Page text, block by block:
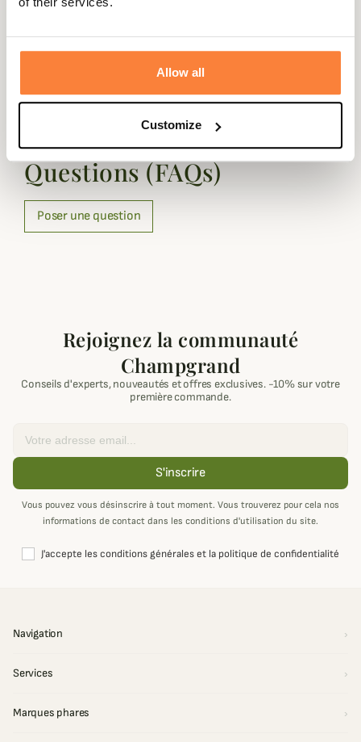
Allow all
Customize
Champgrand vous propose ce peson digital 200KG
Peson digital 200kg est fournit avec deux piles.
Questions (FAQs)
Questions (FAQs)
Poser une question
Rejoignez la communauté
Champgrand
Conseils d'experts, nouveautés et offres exclusives. -10% sur votre
première commande.
S'inscrire
Vous pouvez vous désinscrire à tout moment. Vous trouverez pour cela nos
informations de contact dans les conditions d'utilisation du site.
J'accepte les conditions générales et la politique de confidentialité
Navigation
Services
Marques phares